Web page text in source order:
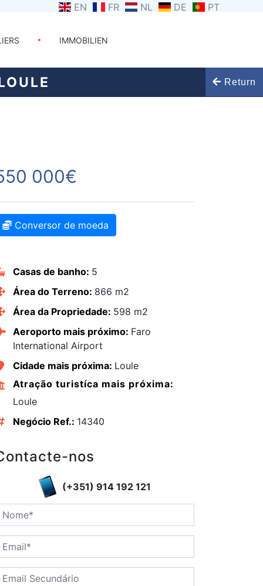
EN FR NL DE PT
IMMOBILIEN
Return
000€
Conversor de moeda
Casas de banho: 5
Área do Terreno: 866 m2
Área da Propriedade: 598 m2
Aeroporto mais próximo: Faro
International Airport
Cidade mais próxima: Loule
Atração turistíca mais próxima:
Loule
Negócio Ref.: 14340
nos
(+351) 914 192 121